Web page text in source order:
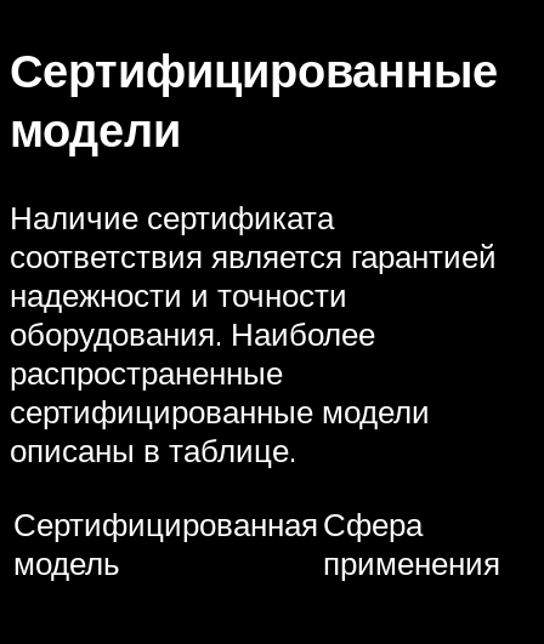
Сертифицированные
модели
Наличие сертификата
соответствия является гарантией
надежности и точности
оборудования. Наиболее
распространенные
сертифицированные модели
описаны в таблице.
Сертифицированная
модель
Сфера
применения